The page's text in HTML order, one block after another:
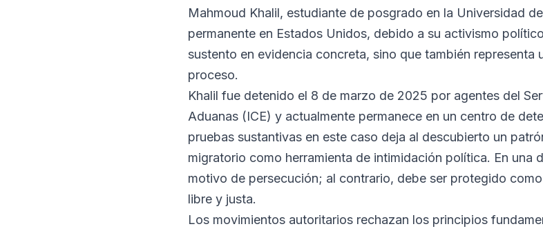
Mahmoud Khalil, estudiante de posgrado en la Universidad
permanente en Estados Unidos, debido a su activismo
sustento en evidencia concreta, sino que también representa
proceso.
Khalil fue detenido el 8 de marzo de 2025 por agentes del
Aduanas (ICE) y actualmente permanece en un centro de
pruebas sustantivas en este caso deja al descubierto un
migratorio como herramienta de intimidación política. En una
motivo de persecución; al contrario, debe ser protegido
libre y justa.
Los movimientos autoritarios rechazan los principios